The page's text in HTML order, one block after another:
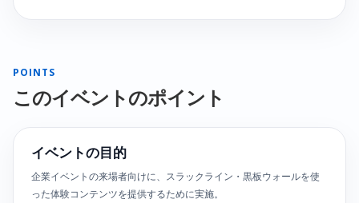
POINTS
このイベントのポイント
イベントの目的
企業イベントの来場者向けに、スラックライン・黒板ウォールを使
った体験コンテンツを提供するために実施。